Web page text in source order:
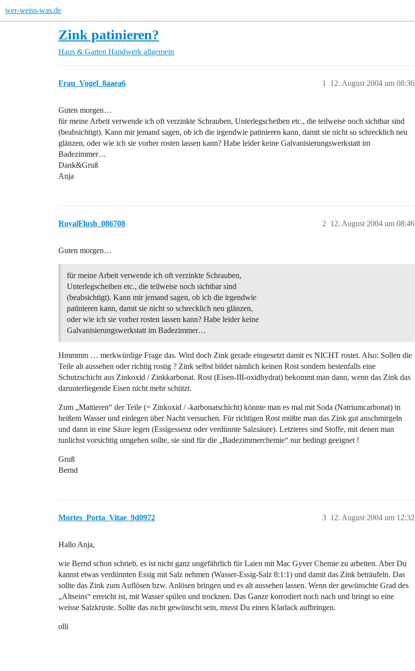
wer-weiss-was.de
Zink patinieren?
Haus & Garten Handwerk allgemein
Frau_Vogel_8aaea6 12. August 2004 um 08:36
1
Guten morgen…
für meine Arbeit verwende ich oft verzinkte Schrauben, Unterlegscheiben etc., die teilweise noch sichtbar sind
(beabsichtigt). Kann mir jemand sagen, ob ich die irgendwie patinieren kann, damit sie nicht so schrecklich neu
glänzen, oder wie ich sie vorher rosten lassen kann? Habe leider keine Galvanisierungswerkstatt im
Badezimmer…
Dank&Gruß
Anja
RoyalFlush_086708 12. August 2004 um 08:46
2
Guten morgen…
für meine Arbeit verwende ich oft verzinkte Schrauben,
Unterlegscheiben etc., die teilweise noch sichtbar sind
(beabsichtigt). Kann mir jemand sagen, ob ich die irgendwie
patinieren kann, damit sie nicht so schrecklich neu glänzen,
oder wie ich sie vorher rosten lassen kann? Habe leider keine
Galvanisierungswerkstatt im Badezimmer…
Hmmmm … merkwürdige Frage das. Wird doch Zink gerade eingesetzt damit es NICHT rostet. Also: Sollen die
Teile alt aussehen oder richtig rostig ? Zink selbst bildet nämlich keinen Rost sondern bestenfalls eine
Schutzschicht aus Zinkoxid / Zinkkarbonat. Rost (Eisen-III-oxidhydrat) bekommt man dann, wenn das Zink das
darunterliegende Eisen nicht mehr schützt.
Zum „Mattieren“ der Teile (= Zinkoxid / -karbonatschicht) könnte man es mal mit Soda (Natriumcarbonat) in
heißem Wasser und einlegen über Nacht versuchen. Für richtigen Rost müßte man das Zink gut anschmirgeln
und dann in eine Säure legen (Essigessenz oder verdünnte Salzsäure). Letzteres sind Stoffe, mit denen man
tunlichst vorsichtig umgehen sollte, sie sind für die „Badezimmerchemie“ nur bedingt geeignet !
Gruß
Bernd
Mortes_Porta_Vitae_9d0972 12. August 2004 um 12:32
3
Hallo Anja,
wie Bernd schon schrieb, es ist nicht ganz ungefährlich für Laien mit Mac Gyver Chemie zu arbeiten. Aber Du
kannst etwas verdünnten Essig mit Salz nehmen (Wasser-Essig-Salz 8:1:1) und damit das Zink beträufeln. Das
sollte das Zink zum Auflösen bzw. Anlösen bringen und es alt aussehen lassen. Wenn der gewünschte Grad des
„Altseins“ erreicht ist, mit Wasser spülen und trocknen. Das Ganze korrodiert noch nach und bringt so eine
weisse Salzkruste. Sollte das nicht gewünscht sein, musst Du einen Klarlack aufbringen.
olli